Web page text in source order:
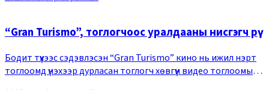
“Gran Turismo”, тоглогчоос уралдааны нисгэгч рүү
Бодит түүхээс сэдэвлэсэн “Gran Turismo” кино нь ижил нэрт
тоглоомд үнэхээр дурласан тоглогч хөвгүүн видео тоглоомын